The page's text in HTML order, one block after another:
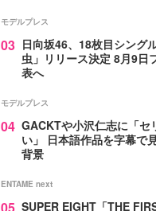
モデルプレス
03 日向坂46、18枚目シング
虫」リリース決定 8月9日
表へ
モデルプレス
04 GACKTや小沢仁志に「セ
い」 日本語作品を字幕で
背景
ENTAME next
05 SUPER EIGHT「THE